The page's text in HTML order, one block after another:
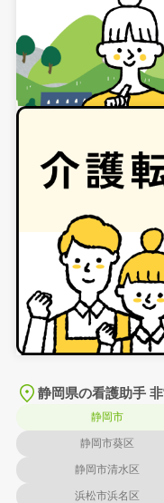
静岡県の看護助手
静岡市
静岡市葵区
静岡市清水区
浜松市浜名区